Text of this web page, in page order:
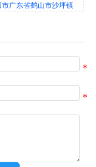
市广东省鹤山市沙坪镇